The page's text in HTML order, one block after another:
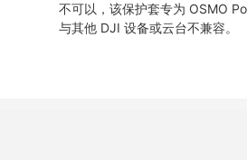
不可以，该保护套专为 OSMO
与其他 DJI 设备或云台不兼容。